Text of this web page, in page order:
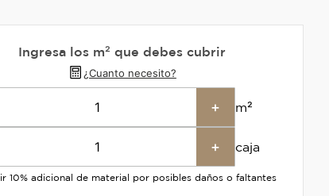
Ingresa los m² que debes cubrir
¿Cuanto necesito?
+ m²
+ caja
10% adicional de material por posibles daños o faltantes